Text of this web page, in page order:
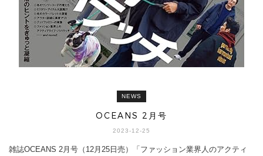
NEWS
OCEANS 2月号
2023-12-25
雑誌OCEANS 2月号（12月25日売）「ファッション業界人のアクティ